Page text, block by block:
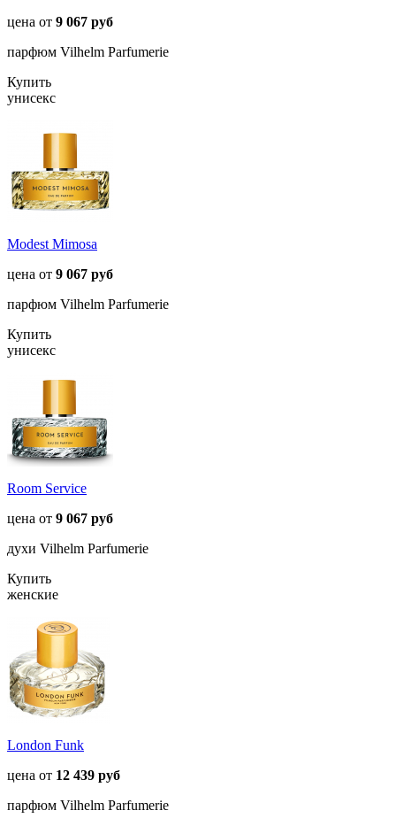
цена от 9 067 руб
парфюм Vilhelm Parfumerie
Купить
унисекс
Modest Mimosa
цена от 9 067 руб
парфюм Vilhelm Parfumerie
Купить
унисекс
Room Service
цена от 9 067 руб
духи Vilhelm Parfumerie
Купить
женские
London Funk
цена от 12 439 руб
парфюм Vilhelm Parfumerie